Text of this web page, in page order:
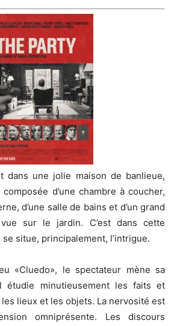
dans une jolie maison de banlieue,
d’une chambre à coucher,
d’une salle de bains et d’un grand
sur le jardin. C’est dans cette
situe, principalement, l’intrigue.
«Cluedo», le spectateur mène sa
étudie minutieusement les faits et
lieux et les objets. La nervosité est
omniprésente. Les discours